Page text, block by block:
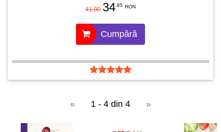
41.00 34 .85 RON
Cumpără
« 1 - 4 din 4 »